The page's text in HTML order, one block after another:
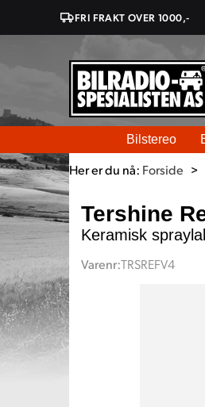
FRI FRAKT OVER 1000,-
Bilstereo
Her er du nå: Forside >
Tershine
Keramisk
Varenr:TRSREFV4